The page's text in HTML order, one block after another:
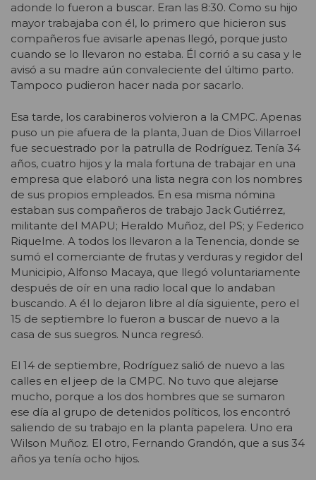
adonde lo fueron a buscar. Eran las 8:30. Como su hijo
mayor trabajaba con él, lo primero que hicieron sus
compañeros fue avisarle apenas llegó, porque justo
cuando se lo llevaron no estaba. Él corrió a su casa y le
avisó a su madre aún convaleciente del último parto.
Tampoco pudieron hacer nada por sacarlo.
Esa tarde, los carabineros volvieron a la CMPC. Apenas
puso un pie afuera de la planta, Juan de Dios Villarroel
fue secuestrado por la patrulla de Rodríguez. Tenía 34
años, cuatro hijos y la mala fortuna de trabajar en una
empresa que elaboró una lista negra con los nombres
de sus propios empleados. En esa misma nómina
estaban sus compañeros de trabajo Jack Gutiérrez,
militante del MAPU; Heraldo Muñoz, del PS; y Federico
Riquelme. A todos los llevaron a la Tenencia, donde se
sumó el comerciante de frutas y verduras y regidor del
Municipio, Alfonso Macaya, que llegó voluntariamente
después de oír en una radio local que lo andaban
buscando. A él lo dejaron libre al día siguiente, pero el
15 de septiembre lo fueron a buscar de nuevo a la
casa de sus suegros. Nunca regresó.
El 14 de septiembre, Rodríguez salió de nuevo a las
calles en el jeep de la CMPC. No tuvo que alejarse
mucho, porque a los dos hombres que se sumaron
ese día al grupo de detenidos políticos, los encontró
saliendo de su trabajo en la planta papelera. Uno era
Wilson Muñoz. El otro, Fernando Grandón, que a sus 34
años ya tenía ocho hijos.